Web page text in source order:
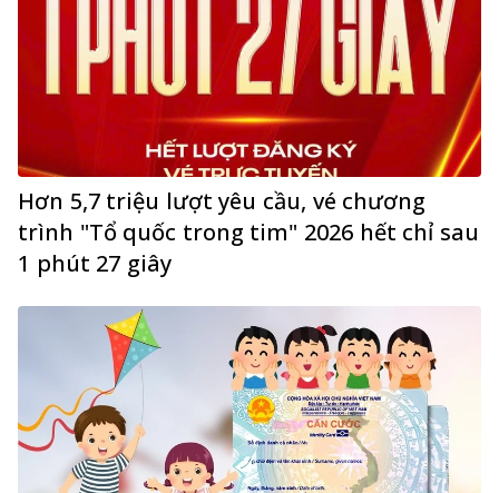
Hơn 5,7 triệu lượt yêu cầu, vé chương
trình "Tổ quốc trong tim" 2026 hết chỉ sau
1 phút 27 giây